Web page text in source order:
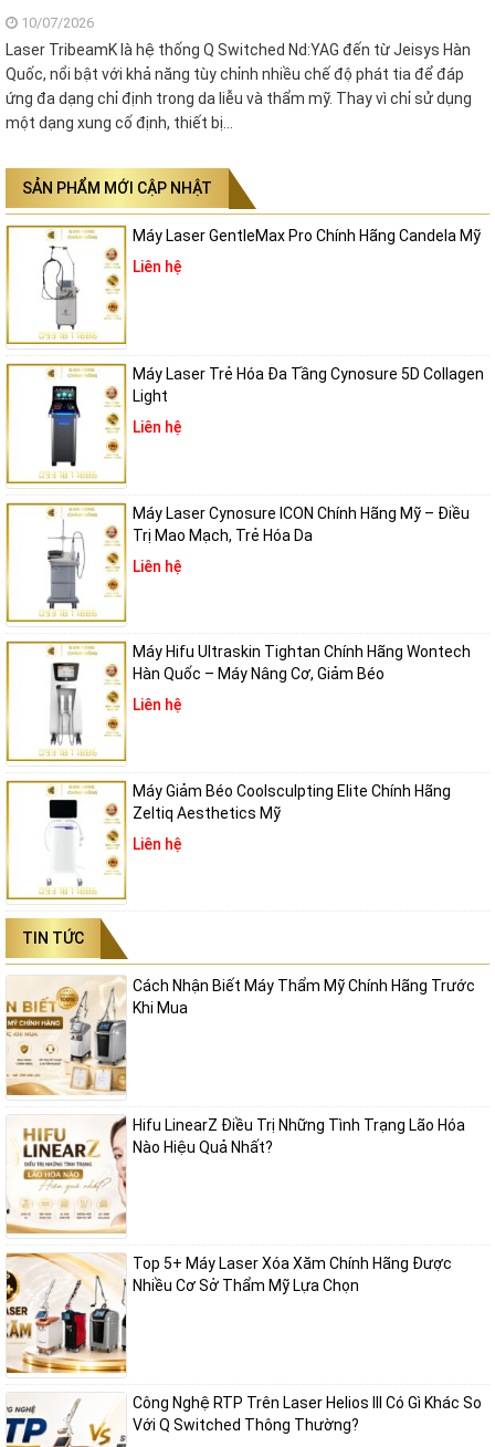
10/07/2026
Laser TribeamK là hệ thống Q Switched Nd:YAG đến từ Jeisys Hàn
Quốc, nổi bật với khả năng tùy chỉnh nhiều chế độ phát tia để đáp
ứng đa dạng chỉ định trong da liễu và thẩm mỹ. Thay vì chỉ sử dụng
một dạng xung cố định, thiết bị…
SẢN PHẨM MỚI CẬP NHẬT
Máy Laser GentleMax Pro Chính Hãng Candela Mỹ
Liên hệ
Máy Laser Trẻ Hóa Đa Tầng Cynosure 5D Collagen
Light
Liên hệ
Máy Laser Cynosure ICON Chính Hãng Mỹ – Điều
Trị Mao Mạch, Trẻ Hóa Da
Liên hệ
Máy Hifu Ultraskin Tightan Chính Hãng Wontech
Hàn Quốc – Máy Nâng Cơ, Giảm Béo
Liên hệ
Máy Giảm Béo Coolsculpting Elite Chính Hãng
Zeltiq Aesthetics Mỹ
Liên hệ
TIN TỨC
Cách Nhận Biết Máy Thẩm Mỹ Chính Hãng Trước
Khi Mua
Hifu LinearZ Điều Trị Những Tình Trạng Lão Hóa
Nào Hiệu Quả Nhất?
Top 5+ Máy Laser Xóa Xăm Chính Hãng Được
Nhiều Cơ Sở Thẩm Mỹ Lựa Chọn
Công Nghệ RTP Trên Laser Helios III Có Gì Khác So
Với Q Switched Thông Thường?